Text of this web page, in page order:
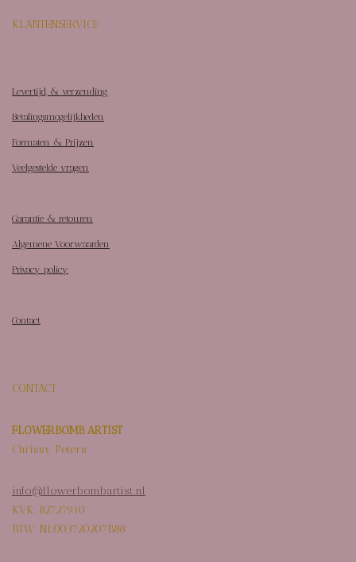
KLANTENSERVICE
Levertijd, & verzending
Betalingsmogelijkheden
Formaten & Prijzen
Veelgestelde vragen
Garantie & retouren
Algemene Voorwaarden
Privacy policy
Contact
CONTACT
FLOWERBOMB ARTIST
Chrissy Peters
info@flowerbombartist.nl
KVK: 82727910
BTW: NL003720207B88